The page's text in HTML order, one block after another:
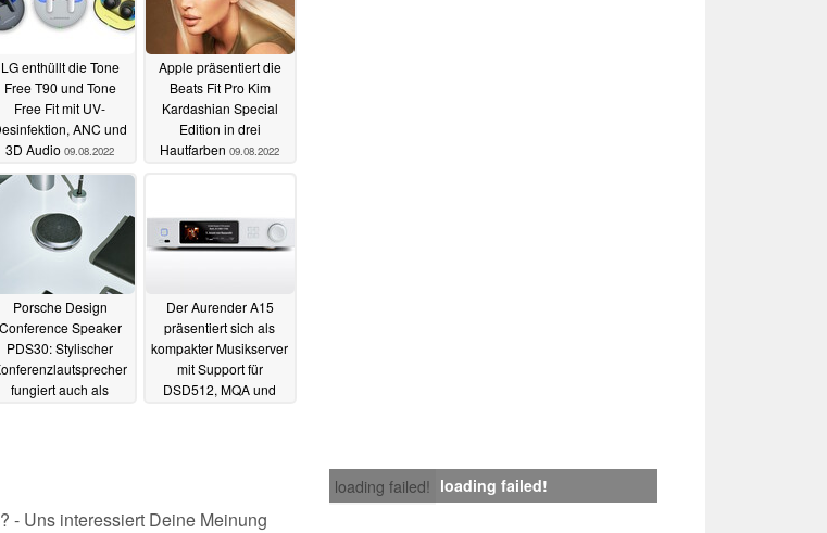
LG enthüllt die Tone
Free T90 und Tone
Free Fit mit UV-
ANC und
3D Audio 09.08.2022
Apple präsentiert die
Beats Fit Pro Kim
Kardashian Special
Edition in drei
Hautfarben 09.08.2022
Porsche Design
Conference Speaker
PDS30: Stylischer
fungiert auch als
Der Aurender A15
präsentiert sich als
kompakter Musikserver
mit Support für
DSD512, MQA und
loading failed! loading failed!
- Uns interessiert Deine Meinung